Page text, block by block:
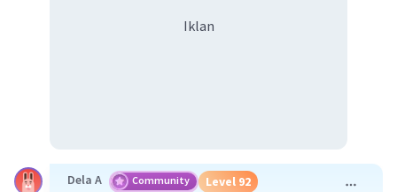
Iklan
Dela A Community Level 92